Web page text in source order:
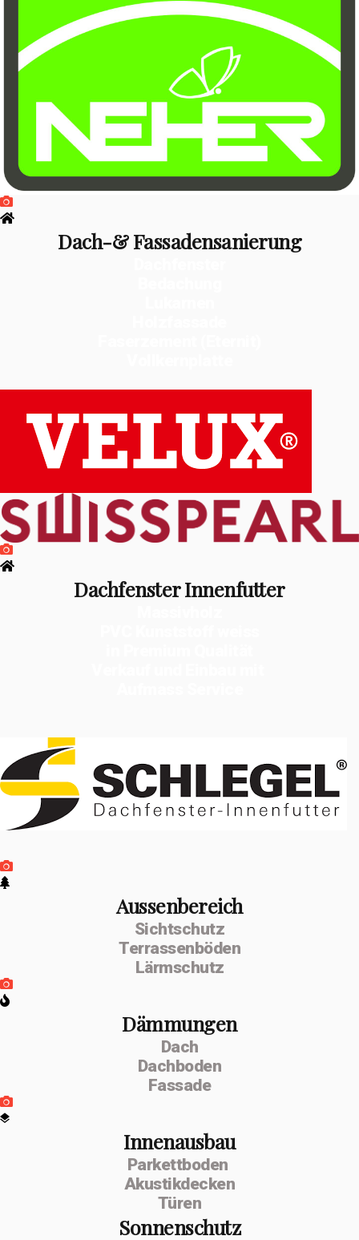
Dach-& Fassadensanierung
Dachfenster Innenfutter
Aussenbereich
Sichtschutz
Terrassenböden
Lärmschutz
Dämmungen
Dach
Dachboden
Fassade
Innenausbau
Parkettboden
Akustikdecken
Türen
Sonnenschutz